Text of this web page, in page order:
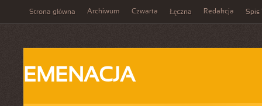
Strona główna Archiwum Czwarta Łęczna Redakcja Spis
EMENACJA